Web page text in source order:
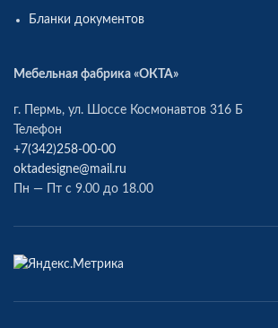
Бланки документов
Мебельная фабрика «ОКТА»
г. Пермь, ул. Шоссе Космонавтов 316 Б
Телефон
+7(342)258-00-00
oktadesigne@mail.ru
Пн — Пт с 9.00 до 18.00